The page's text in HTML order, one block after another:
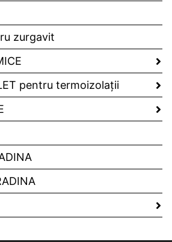
zurgavit
pentru termoizolaţii